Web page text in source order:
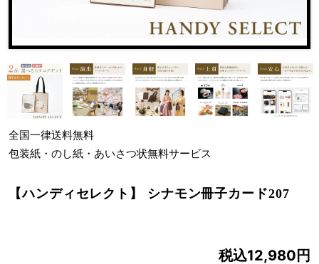
全国一律送料無料
包装紙・のし紙・あいさつ状無料サービス
【ハンディセレクト】 シナモン冊子カード207
税込12,980円